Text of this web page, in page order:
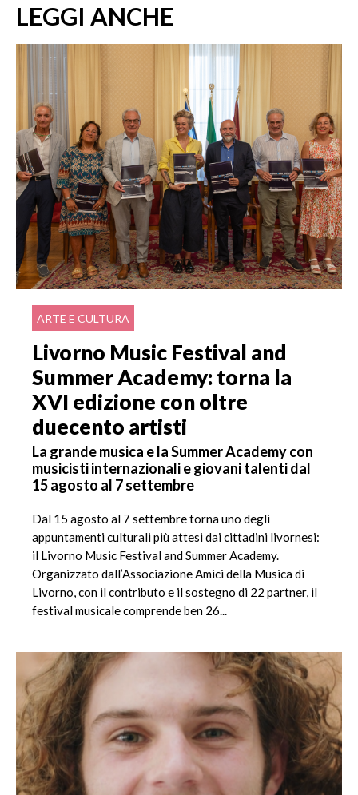
LEGGI ANCHE
ARTE E CULTURA
Livorno Music Festival and
Summer Academy: torna la
XVI edizione con oltre
duecento artisti
La grande musica e la Summer Academy con
musicisti internazionali e giovani talenti dal
15 agosto al 7 settembre
Dal 15 agosto al 7 settembre torna uno degli
appuntamenti culturali più attesi dai cittadini livornesi:
il Livorno Music Festival and Summer Academy.
Organizzato dall’Associazione Amici della Musica di
Livorno, con il contributo e il sostegno di 22 partner, il
festival musicale comprende ben 26...